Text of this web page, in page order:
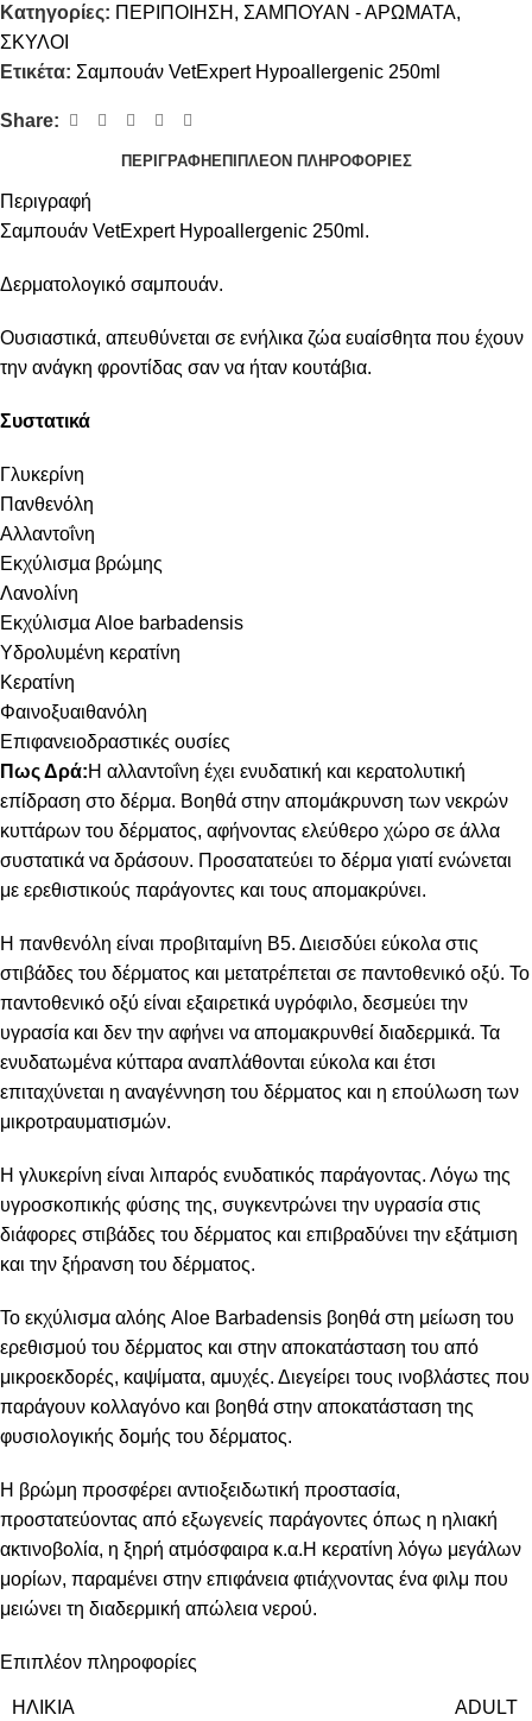
Κατηγορίες: ΠΕΡΙΠΟΙΗΣΗ , ΣΑΜΠΟΥΑΝ - ΑΡΩΜΑΤΑ,
ΣΚΥΛΟΙ
Ετικέτα: Σαμπουάν VetExpert Hypoallergenic 250ml
Share:
ΠΕΡΙΓΡΑΦΉ ΕΠΙΠΛΈΟΝ ΠΛΗΡΟΦΟΡΊΕΣ
Περιγραφή
Σαμπουάν VetExpert Hypoallergenic 250ml.
Δερματολογικό σαμπουάν.
Ουσιαστικά, απευθύνεται σε ενήλικα ζώα ευαίσθητα που έχουν
την ανάγκη φροντίδας σαν να ήταν κουτάβια.
Συστατικά
Γλυκερίνη
Πανθενόλη
Αλλαντοΐνη
Εκχύλισµα βρώµης
Λανολίνη
Εκχύλισµα Aloe barbadensis
Υδρολυµένη κερατίνη
Κερατίνη
Φαινοξυαιθανόλη
Επιφανειοδραστικές ουσίες
Πως Δρά:Η αλλαντοΐνη έχει ενυδατική και κερατολυτική
επίδραση στο δέρμα. Βοηθά στην απομάκρυνση των νεκρών
κυττάρων του δέρματος, αφήνοντας ελεύθερο χώρο σε άλλα
συστατικά να δράσουν. Προσατατεύει το δέρμα γιατί ενώνεται
με ερεθιστικούς παράγοντες και τους απομακρύνει.
Η πανθενόλη είναι προβιταμίνη Β5. Διεισδύει εύκολα στις
στιβάδες του δέρματος και μετατρέπεται σε παντοθενικό οξύ. Το
παντοθενικό οξύ είναι εξαιρετικά υγρόφιλο, δεσμεύει την
υγρασία και δεν την αφήνει να απομακρυνθεί διαδερμικά. Τα
ενυδατωμένα κύτταρα αναπλάθονται εύκολα και έτσι
επιταχύνεται η αναγέννηση του δέρματος και η επούλωση των
μικροτραυματισμών.
Η γλυκερίνη είναι λιπαρός ενυδατικός παράγοντας. Λόγω της
υγροσκοπικής φύσης της, συγκεντρώνει την υγρασία στις
διάφορες στιβάδες του δέρματος και επιβραδύνει την εξάτμιση
και την ξήρανση του δέρματος.
Το εκχύλισμα αλόης Aloe Barbadensis βοηθά στη μείωση του
ερεθισμού του δέρματος και στην αποκατάσταση του από
μικροεκδορές, καψίματα, αμυχές. Διεγείρει τους ινοβλάστες που
παράγουν κολλαγόνο και βοηθά στην αποκατάσταση της
φυσιολογικής δομής του δέρματος.
Η βρώμη προσφέρει αντιοξειδωτική προστασία,
προστατεύοντας από εξωγενείς παράγοντες όπως η ηλιακή
ακτινοβολία, η ξηρή ατμόσφαιρα κ.α.Η κερατίνη λόγω μεγάλων
μορίων, παραμένει στην επιφάνεια φτιάχνοντας ένα φιλμ που
μειώνει τη διαδερμική απώλεια νερού.
Επιπλέον πληροφορίες
ΗΛΙΚΙΑ ADULT